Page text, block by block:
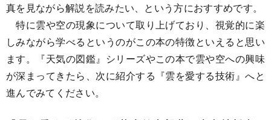
真を見ながら解説を読みたい、という方におすすめです。
特に雲や空の現象について取り上げており、視覚的に楽
しみながら学べるというのがこの本の特徴といえると思い
ます。『天気の図鑑』シリーズやこの本で雲や空への興味
が深まってきたら、次に紹介する『雲を愛する技術』へと
進んでみてください。